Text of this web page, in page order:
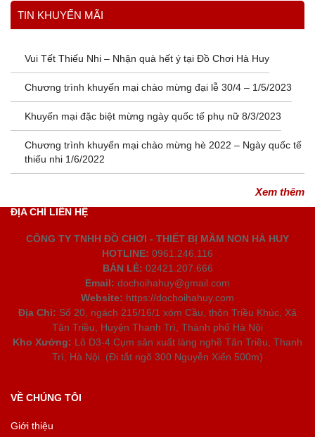
Xem thêm
TIN KHUYẾN MÃI
Vui Tết Thiếu Nhi – Nhận quà hết ý tại Đồ Chơi Hà Huy
Chương trình khuyến mại chào mừng đại lễ 30/4 – 1/5/2023
Khuyến mại đặc biệt mừng ngày quốc tế phụ nữ 8/3/2023
Chương trình khuyến mại chào mừng hè 2022 – Ngày quốc tế
thiếu nhi 1/6/2022
Xem thêm
ĐỊA CHỈ LIÊN HỆ
CÔNG TY TNHH ĐỒ CHƠI - THIẾT BỊ MẦM NON HÀ HUY
HOTLINE: 0961.246.116
BÁN LẺ: 02421.207.666
Email: dochoihahuy@gmail.com
Website: https://dochoihahuy.com
Địa Chỉ: Số 20, ngách 215/16/1 xóm Cầu, thôn Triều Khúc, Xã
Tân Triều, Huyện Thanh Trì, Thành phố Hà Nội
Kho Xưởng: Lô D3-4 Cụm sản xuất làng nghề Tân Triều, Thanh
Trì, Hà Nội. (Đi tắt ngõ 300 Nguyễn Xiển 500m)
VỀ CHÚNG TÔI
Giới thiệu